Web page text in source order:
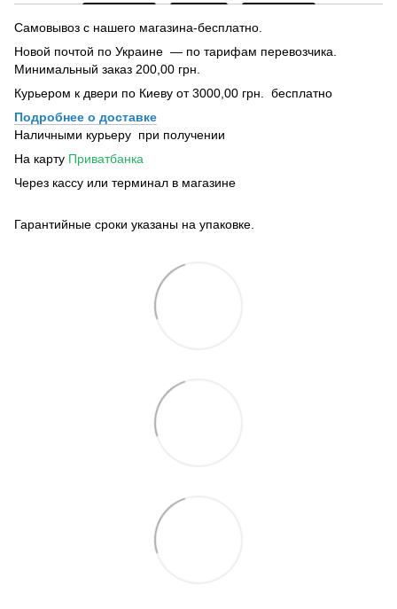
Самовывоз с нашего магазина-бесплатно.
Новой почтой по Украине — по тарифам перевозчика.
Минимальный заказ 200,00 грн.
Курьером к двери по Киеву от 3000,00 грн. бесплатно
Подробнее о доставке
Наличными курьеру при получении
На карту Приватбанка
Через кассу или терминал в магазине
Гарантийные сроки указаны на упаковке.